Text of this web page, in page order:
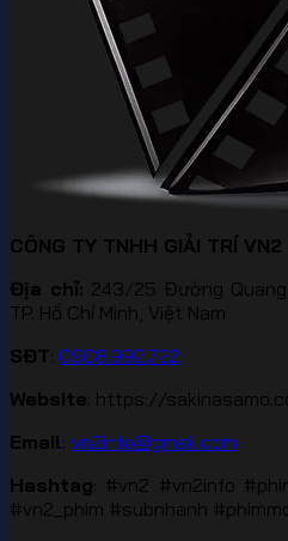
CÔNG TY TNHH GIẢI TRÍ VN2
Địa chỉ: 243/25 Đường Quang
TP. Hồ Chí Minh, Việt Nam
SĐT 0908.992.722
Website : https://
Email vn2info@gmail.com
Hashtag : #vn2 #vn2info
#vn2_phim #subnhanh